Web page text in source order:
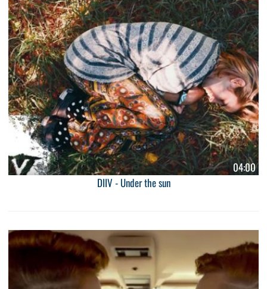
04:00
DIIV - Under the sun